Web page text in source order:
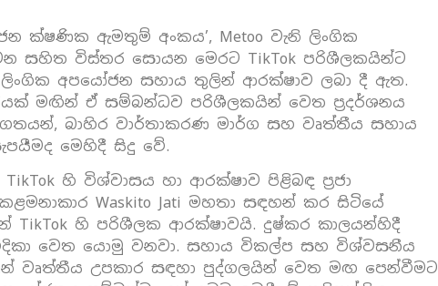
ක්ෂණික ඇමතුම් අංකය’, Metoo වැනි ලිංගික
සහිත විස්තර සොයන මෙරට TikTok පරිශීලකයින්ට
අපයෝජන සහාය තුලින් ආරක්ෂාව ලබා දී ඇත.
මඟින් ඒ සම්බන්ධව පරිශීලකයින් වෙත ප්‍රදර්ශනය
බාහිර වාර්තාකරණ මාර්ග සහ වෘත්තීය සහාය
මෙහිදී සිදු වේ.
හි විශ්වාසය හා ආරක්ෂාව පිළිබඳ ප්‍රජා
Waskito Jati මහතා සඳහන් කර සිටියේ
TikTok හි පරිශීලක ආරක්ෂාවයි. දුෂ්කර කාලයන්හිදී
වෙත යොමු වනවා. සහාය විකල්ප සහ විශ්වසනීය
වෘත්තීය උපකාර සඳහා පුද්ගලයින් වෙත මඟ පෙන්වීමට